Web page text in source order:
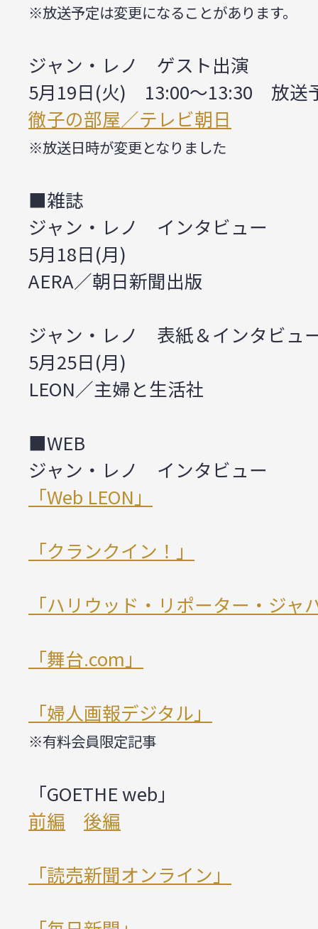
※放送予定は変更になることがあります。
ジャン・レノ ゲスト出演
5月19日(火) 13:00～13:30 放送
徹子の部屋／テレビ朝日
※放送日時が変更となりました
■雑誌
ジャン・レノ インタビュー
5月18日(月)
AERA／朝日新聞出版
ジャン・レノ 表紙＆インタビュ
5月25日(月)
LEON／主婦と生活社
■WEB
ジャン・レノ インタビュー
「Web LEON」
「クランクイン！」
「ハリウッド・リポーター・ジャ
「舞台.com」
「婦人画報デジタル」
※有料会員限定記事
「GOETHE web」
前編
後編
「読売新聞オンライン」